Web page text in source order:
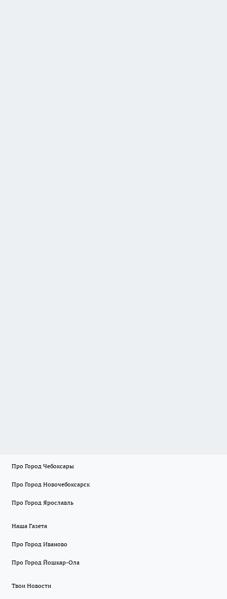
Про Город Чебоксары
Про Город Новочебоксарск
Про Город Ярославль
Наша Газета
Про Город Иваново
Про Город Йошкар-Ола
Твои Новости